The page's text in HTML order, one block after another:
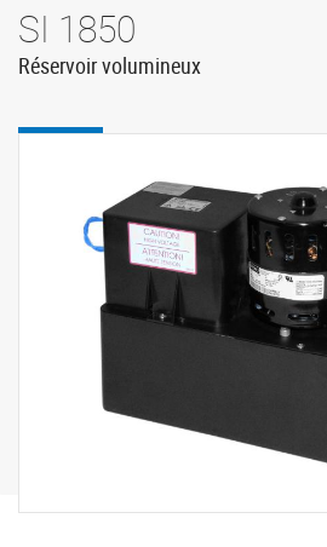
SI 1850
Réservoir volumineux